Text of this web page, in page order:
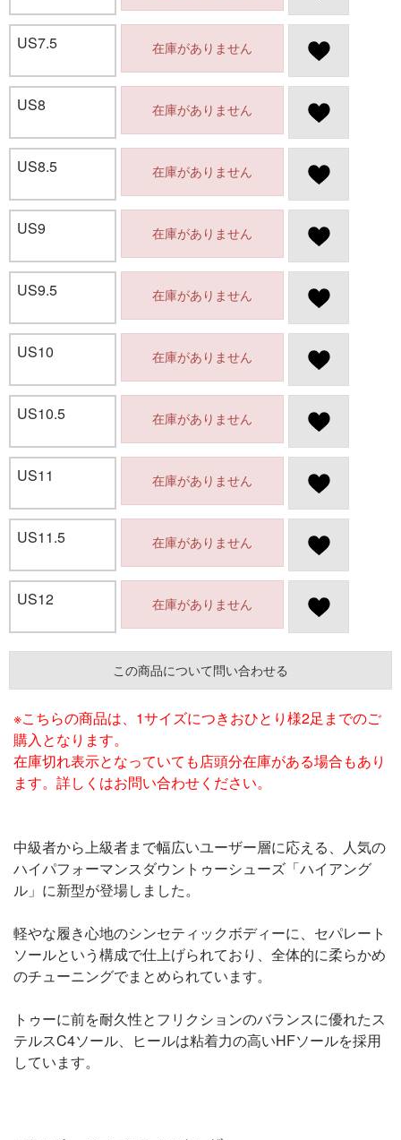
US7.5 在庫がありません
US8 在庫がありません
US8.5 在庫がありません
US9 在庫がありません
US9.5 在庫がありません
US10 在庫がありません
US10.5 在庫がありません
US11 在庫がありません
US11.5 在庫がありません
US12 在庫がありません
この商品について問い合わせる
※こちらの商品は、1サイズにつきおひとり様2足までのご
購入となります。
在庫切れ表示となっていても店頭分在庫がある場合もあり
ます。詳しくはお問い合わせください。
中級者から上級者まで幅広いユーザー層に応える、人気の
ハイパフォーマンスダウントゥーシューズ「ハイアング
ル」に新型が登場しました。
軽やな履き心地のシンセティックボディーに、セパレート
ソールという構成で仕上げられており、全体的に柔らかめ
のチューニングでまとめられています。
トゥーに前を耐久性とフリクションのバランスに優れたス
テルスC4ソール、ヒールは粘着力の高いHFソールを採用
しています。